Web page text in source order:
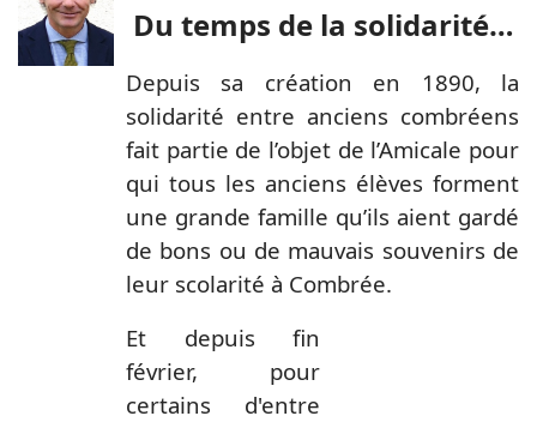
Du temps de la solidarité…
Depuis sa création en 1890, la
solidarité entre anciens combréens
fait partie de l’objet de l’Amicale pour
qui tous les anciens élèves forment
une grande famille qu’ils aient gardé
de bons ou de mauvais souvenirs de
leur scolarité à Combrée.
Et depuis fin
février, pour
certains d'entre